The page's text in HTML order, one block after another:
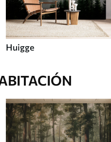
Huigge